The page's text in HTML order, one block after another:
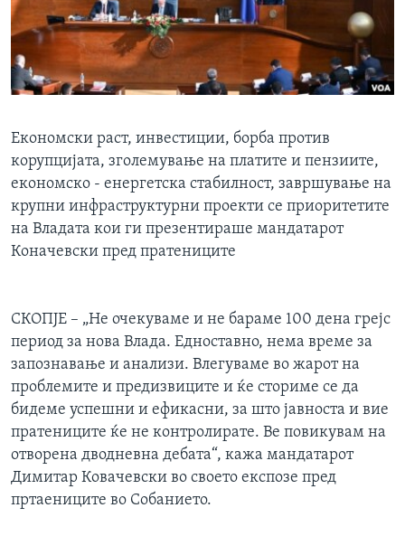
ИНТЕРВЈУА
Јазици
Економски раст, инвестиции, борба против
корупцијата, зголемување на платите и пензиите,
економско - енергетска стабилност, завршување на
крупни инфраструктурни проекти се приоритетите
на Владата кои ги презентираше мандатарот
Коначевски пред пратениците
СКОПЈЕ – „Не очекуваме и не бараме 100 дена грејс
период за нова Влада. Едноставно, нема време за
запознавање и анализи. Влегуваме во жарот на
проблемите и предизвиците и ќе сториме се да
бидеме успешни и ефикасни, за што јавноста и вие
пратениците ќе не контролирате. Ве повикувам на
отворена дводневна дебата“, кажа мандатарот
Димитар Ковачевски во своето експозе пред
пртаениците во Собанието.